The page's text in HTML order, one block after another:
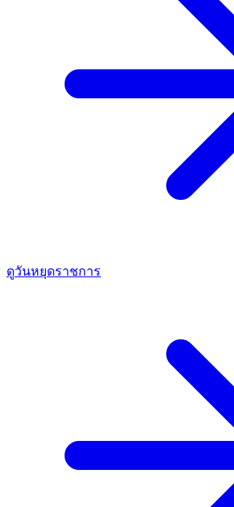
ดูวันหยุดราชการ